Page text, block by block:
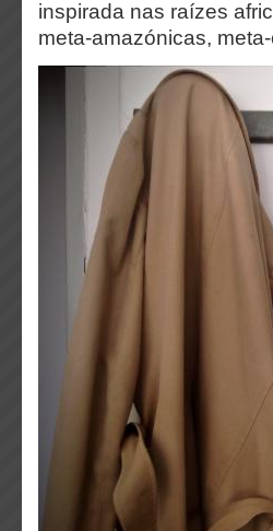
inspirada nas raízes
meta-amazónicas,